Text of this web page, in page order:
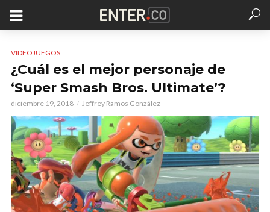
VIDEOJUEGOS
¿Cuál es el mejor personaje de
‘Super Smash Bros. Ultimate’?
diciembre 19, 2018 Jeffrey Ramos González